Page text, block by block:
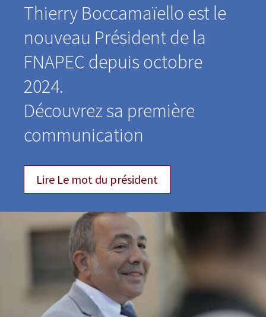
Thierry Boccamaïello est le
nou­veau Président de la
FNAPEC depuis octobre
2024.
Découvrez sa pre­mière
communication
Lire Le mot du président